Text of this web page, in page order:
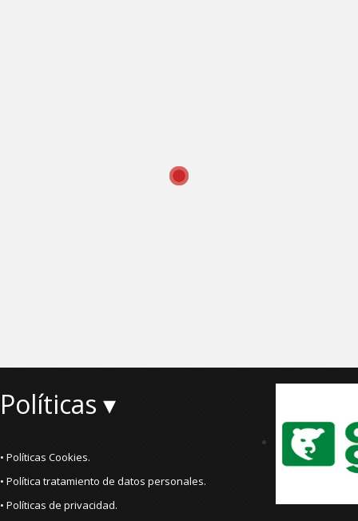
Políticas ▾
• Políticas Cookies.
• Política tratamiento de datos personales.
• Políticas de privacidad.